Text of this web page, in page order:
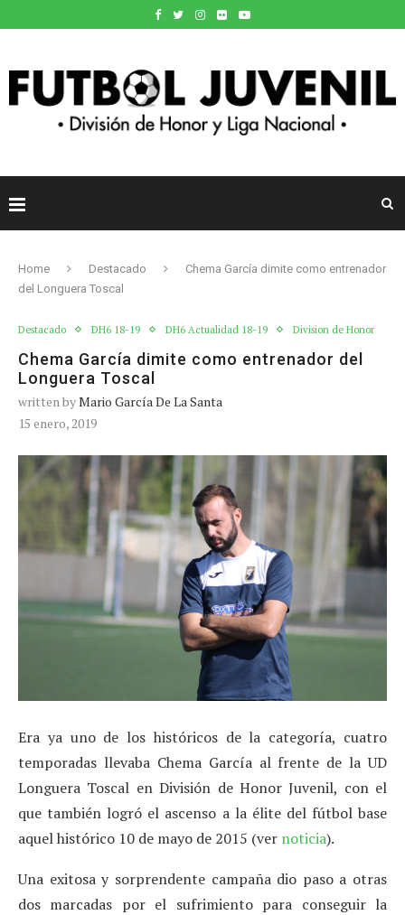
Home Destacado
Chema García dimite como entrenador
del Longuera Toscal
Destacado DH6 18-19 DH6 Actualidad 18-19 Division de Honor
Chema García dimite como entrenador del
Longuera Toscal
written byMario García De La Santa
15 enero, 2019
Era ya uno de los históricos de la categoría, cuatro
temporadas llevaba Chema García al frente de la UD
Longuera Toscal en División de Honor Juvenil, con el
que también logró el ascenso a la élite del fútbol base
aquel histórico 10 de mayo de 2015 (ver noticia).
Una exitosa y sorprendente campaña dio paso a otras
dos marcadas por el sufrimiento para conseguir la